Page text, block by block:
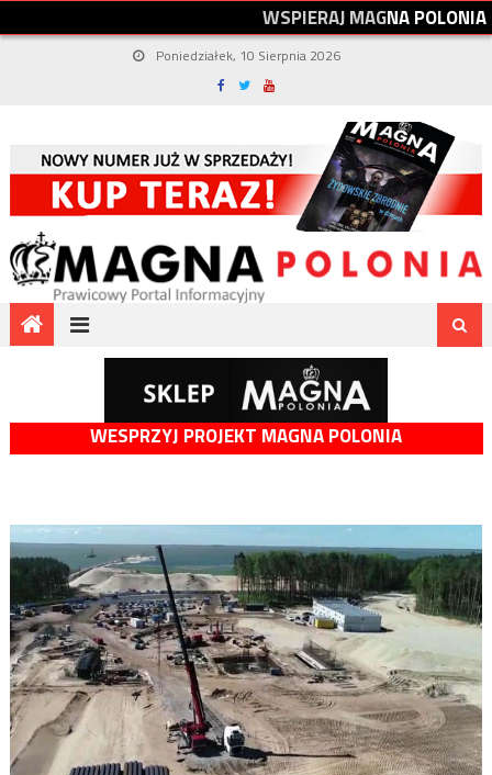
WSPIERAJMAGNAPOLONIA
Poniedziałek, 10 Sierpnia 2026
WESPRZYJ PROJEKT MAGNA POLONIA